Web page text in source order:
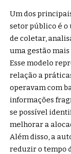
Um dos
setor público é o
de coletar,
uma gestão
Esse modelo
relação a
operavam com
informações
se possível
melhorar a
Além disso, a
reduzir o tempo